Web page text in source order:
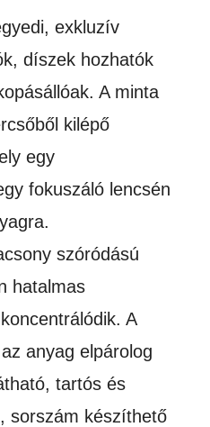
exkluzív
díszek hozhatók
A minta
kilépő
egy
fokuszáló lencsén
szóródású
hatalmas
A
anyag elpárolog
tartós és
sorszám készíthető